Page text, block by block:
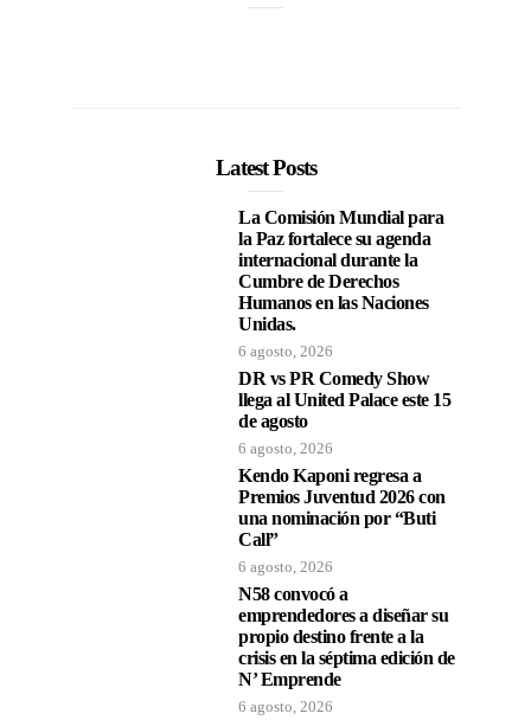
Latest Posts
La Comisión Mundial para
la Paz fortalece su agenda
internacional durante la
Cumbre de Derechos
Humanos en las Naciones
Unidas.
6 agosto, 2026
DR vs PR Comedy Show
llega al United Palace este 15
de agosto
6 agosto, 2026
Kendo Kaponi regresa a
Premios Juventud 2026 con
una nominación por “Buti
Call”
6 agosto, 2026
N58 convocó a
emprendedores a diseñar su
propio destino frente a la
crisis en la séptima edición de
N’ Emprende
6 agosto, 2026